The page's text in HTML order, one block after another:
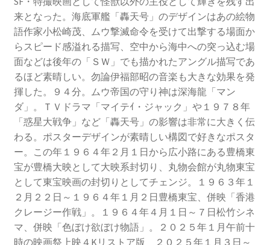
来となった。海底軍艦「轟天号」のデザインはあの絵物
語作家小松崎茂、ムウ撃滅命令を受けて出撃する場面か
らスピード感溢れる描写、空中から海中への突っ込む場
面などは後年の「ＳＷ」でも描かれたアングル描写であ
るほど素晴しい。勿論伊福部昭の音楽も大きな効果を発
揮した。９４分。ムウ帝国の守り神は深海龍「マン
ダ」。ＴＶドラマ「マイテｲ・ジャック」や１９７８年
「惑星大戦争」など「轟天号」の影響は非常に大きく伝
わる。ポスターデザインが素晴しい構図で好きなポスタ
ー。この年１９６４年２月１日から広小路にある豊橋東
宝が豊橋大映として大映系封切り、丸物会館が丸物東宝
として東宝映画の封切りとしてチェンジ。１９６３年１
２月２２日～１９６４年１月２日豊橋東宝、併映「香港
クレージー作戦」。１９６４年４月１日～７日松竹シネ
マ、併映「色ぼけ欲ぼけ物語」。２０２５年１月午前十
時の映画祭上映４Kリストア版 ２０２５年１月３日～